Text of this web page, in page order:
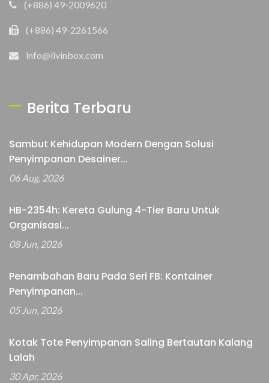
(+886) 49-2009620
(+886) 49-2261566
info@livinbox.com
Berita Terbaru
Sambut Kehidupan Modern Dengan Solusi
Penyimpanan Desainer...
06 Aug, 2026
HB-2354h: Kereta Gulung 4-Tier Baru Untuk
Organisasi...
08 Jun, 2026
Penambahan Baru Pada Seri FB: Kontainer
Penyimpanan...
05 Jun, 2026
Kotak Tote Penyimpanan Saling Bertautan Kalang
Lalah
30 Apr, 2026